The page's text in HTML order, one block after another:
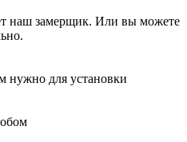
наш замерщик. Или вы можете
нужно для установки